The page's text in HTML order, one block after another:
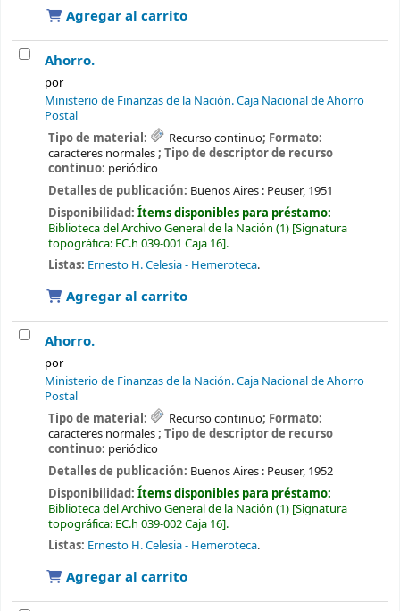
Agregar al carrito
Ahorro.
por
Ministerio de Finanzas de la Nación. Caja Nacional de Ahorro
Postal
Tipo de material: Recurso continuo; Formato:
caracteres normales; Tipo de descriptor de recurso
continuo: periódico
Detalles de publicación: Buenos Aires : Peuser, 1951
Disponibilidad: Ítems disponibles para préstamo:
Biblioteca del Archivo General de la Nación (1) Signatura
topográfica: EC.h 039-001 Caja 16 .
Listas: Ernesto H. Celesia - Hemeroteca.
Agregar al carrito
Ahorro.
por
Ministerio de Finanzas de la Nación. Caja Nacional de Ahorro
Postal
Tipo de material: Recurso continuo; Formato:
caracteres normales; Tipo de descriptor de recurso
continuo: periódico
Detalles de publicación: Buenos Aires : Peuser, 1952
Disponibilidad: Ítems disponibles para préstamo:
Biblioteca del Archivo General de la Nación (1) Signatura
topográfica: EC.h 039-002 Caja 16 .
Listas: Ernesto H. Celesia - Hemeroteca.
Agregar al carrito